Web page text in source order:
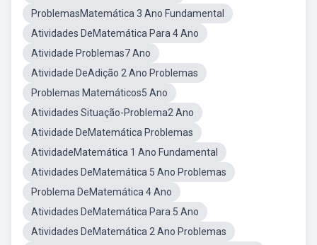
ProblemasMatemática 3 Ano Fundamental
Atividades DeMatemática Para 4 Ano
Atividade Problemas7 Ano
Atividade DeAdição 2 Ano Problemas
Problemas Matemáticos5 Ano
Atividades Situação-Problema2 Ano
Atividade DeMatemática Problemas
AtividadeMatemática 1 Ano Fundamental
Atividades DeMatemática 5 Ano Problemas
Problema DeMatemática 4 Ano
Atividades DeMatemática Para 5 Ano
Atividades DeMatemática 2 Ano Problemas